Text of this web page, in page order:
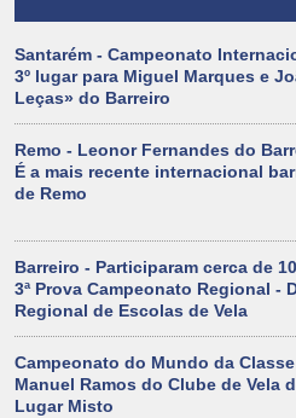
Santarém - Campeonato
3º lugar para Miguel Marques e
Leças» do Barreiro
Remo - Leonor Fernandes do
É a mais recente internacional
de Remo
Barreiro - Participaram cerca de
3ª Prova Campeonato Regional -
Regional de Escolas de Vela
Campeonato do Mundo da
Manuel Ramos do Clube de Vela
Lugar Misto